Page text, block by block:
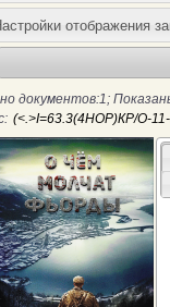
отображения
документов:1;